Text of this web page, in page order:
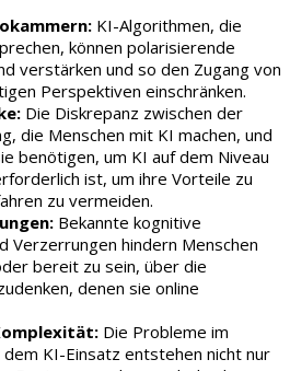
KI-Algorithmen, die
können polarisierende
verstärken und so den Zugang von
Perspektiven einschränken.
Die Diskrepanz zwischen der
die Menschen mit KI machen, und
benötigen, um KI auf dem Niveau
ist, um ihre Vorteile zu
zu vermeiden.
Bekannte kognitive
Verzerrungen hindern Menschen
bereit zu sein, über die
denen sie online
Die Probleme im
dem KI-Einsatz entstehen nicht nur